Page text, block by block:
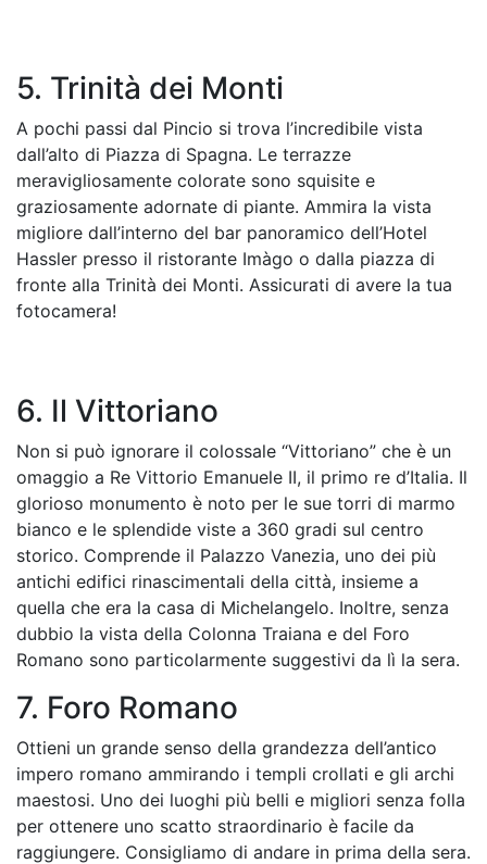
5. Trinità dei Monti
A pochi passi dal Pincio si trova l’incredibile vista
dall’alto di Piazza di Spagna. Le terrazze
meravigliosamente colorate sono squisite e
graziosamente adornate di piante. Ammira la vista
migliore dall’interno del bar panoramico dell’Hotel
Hassler presso il ristorante Imàgo o dalla piazza di
fronte alla Trinità dei Monti. Assicurati di avere la tua
fotocamera!
6. Il Vittoriano
Non si può ignorare il colossale “Vittoriano” che è un
omaggio a Re Vittorio Emanuele II, il primo re d’Italia. Il
glorioso monumento è noto per le sue torri di marmo
bianco e le splendide viste a 360 gradi sul centro
storico. Comprende il Palazzo Vanezia, uno dei più
antichi edifici rinascimentali della città, insieme a
quella che era la casa di Michelangelo. Inoltre, senza
dubbio la vista della Colonna Traiana e del Foro
Romano sono particolarmente suggestivi da lì la sera.
7. Foro Romano
Ottieni un grande senso della grandezza dell’antico
impero romano ammirando i templi crollati e gli archi
maestosi. Uno dei luoghi più belli e migliori senza folla
per ottenere uno scatto straordinario è facile da
raggiungere. Consigliamo di andare in prima della sera.